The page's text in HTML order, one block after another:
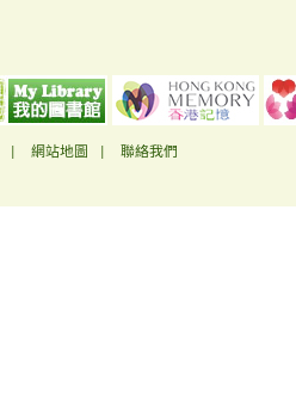
網站地圖 聯絡我們